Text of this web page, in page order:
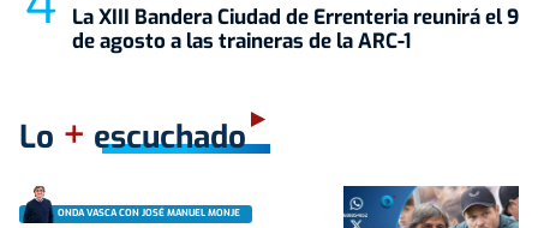
La XIII Bandera Ciudad de Errenteria reunirá el 9
de agosto a las traineras de la ARC-1
Lo + escuchado
ONDA VASCA CON JOSÉ MANUEL MONJE